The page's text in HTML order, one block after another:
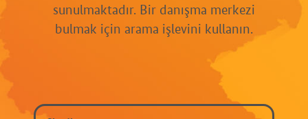
sunulmaktadır. Bir danışma merkezi
bulmak için arama işlevini kullanın.